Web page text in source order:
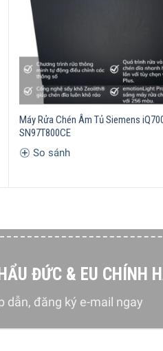
chóng và thông minh.
sạch tuyệt vời. Với
varioSpeed Plus trên thiết bị
Máy Rửa Chén Âm Tủ Siemens
SN97T800CE
So sánh
ĐỨC & EU CHÍNH
dẫn, đăng ký e-mail ngay